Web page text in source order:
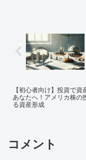
【初心者向け】投資で
あなたへ！アメリカ株の
る資産形成
コメント